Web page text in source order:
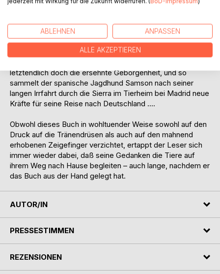
So wird der kleine Kater Benny bei seinem Zwischenstop
im Katzenheim zum Chronisten verschiedenster
Katzenschicksale; so findet Jule, als langweilig
letztendlich doch die ersehnte Geborgenheit, und so
sammelt der spanische Jagdhund Samson nach seiner
langen Irrfahrt durch die Sierra im Tierheim bei Madrid neue
Kräfte für seine Reise nach Deutschland ....
Obwohl dieses Buch in wohltuender Weise sowohl auf den
Druck auf die Tränendrüsen als auch auf den mahnend
erhobenen Zeigefinger verzichtet, ertappt der Leser sich
immer wieder dabei, daß seine Gedanken die Tiere auf
ihrem Weg nach Hause begleiten – auch lange, nachdem er
das Buch aus der Hand gelegt hat.
AUTOR/IN
PRESSESTIMMEN
REZENSIONEN
ABLEHNEN ANPASSEN
ALLE AKZEPTIEREN